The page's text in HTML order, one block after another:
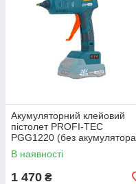
Акумуляторний клейовий
пістолет PROFI-TEC
PGG1220 (без акумулятора
та зарядного пристрою)
В наявності
1 470 ₴